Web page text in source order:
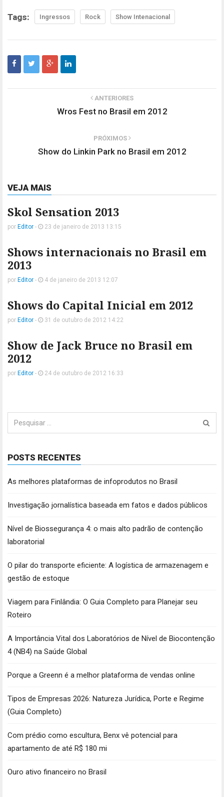
Tags: Ingressos Rock Show Intenacional
ANTERIORES
Wros Fest no Brasil em 2012
PRÓXIMOS
Show do Linkin Park no Brasil em 2012
VEJA MAIS
Skol Sensation 2013
por Editor - 23 de janeiro de 2013 13:15
Shows internacionais no Brasil em
2013
por Editor - 4 de janeiro de 2013 12:07
Shows do Capital Inicial em 2012
por Editor - 31 de outubro de 2012 14:22
Show de Jack Bruce no Brasil em
2012
por Editor - 24 de outubro de 2012 16:33
Pesquisar
por:
POSTS RECENTES
As melhores plataformas de infoprodutos no Brasil
Investigação jornalística baseada em fatos e dados públicos
Nível de Biossegurança 4: o mais alto padrão de contenção
laboratorial
O pilar do transporte eficiente: A logística de armazenagem e
gestão de estoque
Viagem para Finlândia: O Guia Completo para Planejar seu
Roteiro
A Importância Vital dos Laboratórios de Nível de Biocontenção
4 (NB4) na Saúde Global
Porque a Greenn é a melhor plataforma de vendas online
Tipos de Empresas 2026: Natureza Jurídica, Porte e Regime
(Guia Completo)
Com prédio como escultura, Benx vê potencial para
apartamento de até R$ 180 mi
Ouro ativo financeiro no Brasil